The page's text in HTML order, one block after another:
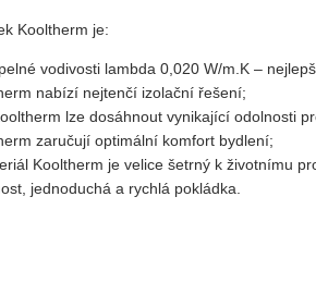
Kooltherm je:
vodivosti lambda 0,020 W/m.K–
nabízí nejtenčí izolační řešení;
lze dosáhnoutvynikající odolnosti
zaručují optimální komfort bydlení;
Kooltherm je velice šetrný k životnímu
jednoduchá a rychlá pokládka